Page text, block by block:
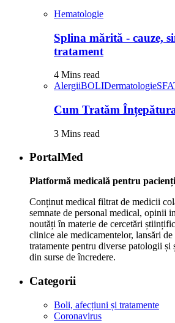
Hematologie
Splina mărită - cauze,
tratament
4 Mins read
AlergiiBOLIDermatologie
Cum Tratăm
3 Mins read
PortalMed
Platformă medicală pentru
Conținut medical filtrat de medicii
semnate de personal medical, opinii
noutăți în materie de cercetări
clinice ale medicamentelor, lansări de
tratamente pentru diverse patologii și
din surse de încredere.
Categorii
Boli, afecțiuni și tratamente
Coronavirus